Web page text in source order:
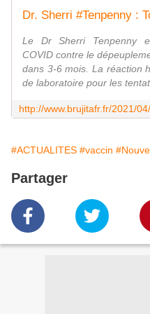
Le Dr Sherri Tenpenny
COVID contre le
dans 3-6 mois. La réaction
de laboratoire pour les
#ACTUALITES #vaccin
Partager